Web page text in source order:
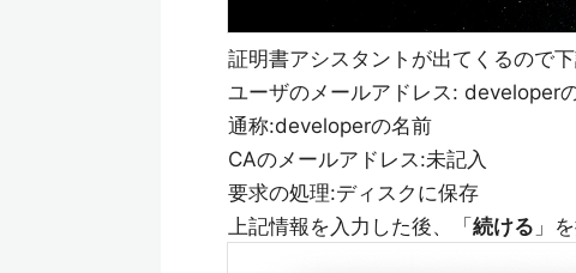
証明書アシスタントが出てくるので
ユーザのメールアドレス: developer
通称:developerの名前
CAのメールアドレス:未記入
要求の処理:ディスクに保存
上記情報を入力した後、「続ける 」